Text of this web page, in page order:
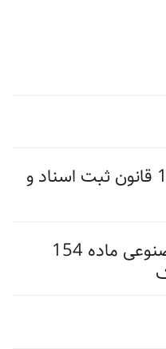
نکات توضیحی ماده 154 قانون ثبت اسناد و
نکات توصیفی هوش مصنوعی ماده 154